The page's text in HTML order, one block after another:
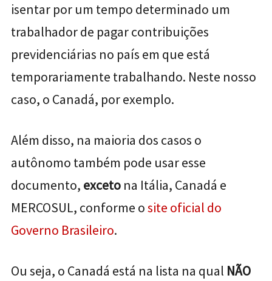
isentar por um tempo determinado um
trabalhador de pagar contribuições
previdenciárias no país em que está
temporariamente trabalhando. Neste nosso
caso, o Canadá, por exemplo.
Além disso, na maioria dos casos o
autônomo também pode usar esse
documento, exceto na Itália, Canadá e
MERCOSUL, conforme osite oficial do
Governo Brasileiro.
Ou seja, o Canadá está na lista na qual NÃO